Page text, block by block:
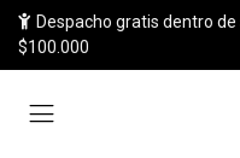
Despacho gratis dentro
$100.000